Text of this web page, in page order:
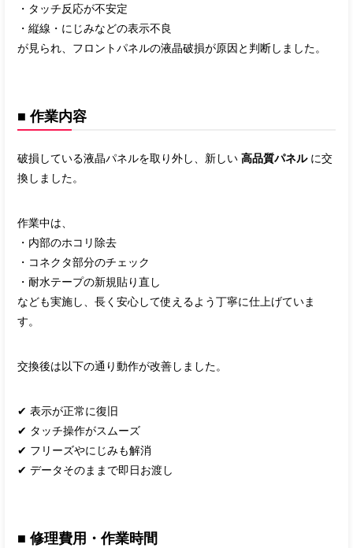
・タッチ反応が不安定
・縦線・にじみなどの表示不良
が見られ、フロントパネルの液晶破損が原因と判断しました。
■ 作業内容
破損している液晶パネルを取り外し、新しい高品質パネルに交
換しました。
作業中は、
・内部のホコリ除去
・コネクタ部分のチェック
・耐水テープの新規貼り直し
なども実施し、長く安心して使えるよう丁寧に仕上げていま
す。
交換後は以下の通り動作が改善しました。
✔ 表示が正常に復旧
✔ タッチ操作がスムーズ
✔ フリーズやにじみも解消
✔ データそのままで即日お渡し
■ 修理費用・作業時間